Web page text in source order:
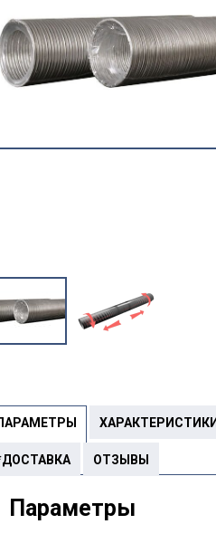
ХАРАКТЕРИСТИКИ
ОТЗЫВЫ
Параметры